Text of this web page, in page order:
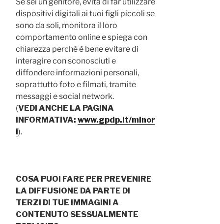
dispositivi digitali ai tuoi figli piccoli se
sono da soli, monitora il loro
comportamento online e spiega con
chiarezza perché è bene evitare di
interagire con sconosciuti e
diffondere informazioni personali,
soprattutto foto e filmati, tramite
messaggi e social network.
(VEDI ANCHE LA PAGINA
INFORMATIVA: www.gpdp.it/minor
i).
COSA PUOI FARE PER PREVENIRE
LA DIFFUSIONE DA PARTE DI
TERZI DI TUE IMMAGINI A
CONTENUTO SESSUALMENTE